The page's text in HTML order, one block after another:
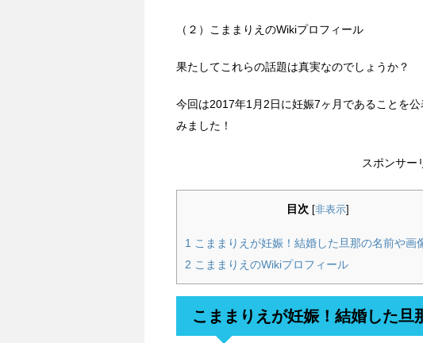
（２）こままりえのWikiプロフィール
果たしてこれらの話題は真実なのでしょうか？
今回は2017年1月2日に妊娠7ヶ月であることを
みました！
スポンサー
目次 非表示]
1 こままりえが妊娠！結婚した旦那の名前や画
2 こままりえのWikiプロフィール
こままりえが妊娠！結婚した旦